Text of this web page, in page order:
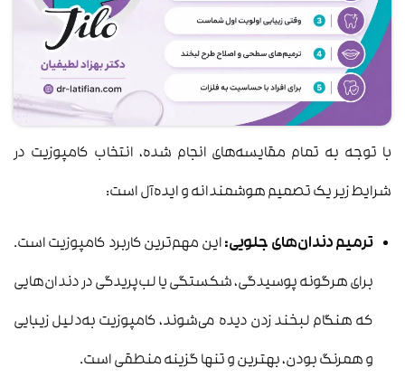
با توجه به تمام مقایسه‌های انجام شده، انتخاب کامپوزیت در
شرایط زیر یک تصمیم هوشمندانه و ایده‌آل است:
ترمیم دندان‌های جلویی:این مهم‌ترین کاربرد کامپوزیت است.
برای هرگونه پوسیدگی، شکستگی یا لب‌پریدگی در دندان‌هایی
که هنگام لبخند زدن دیده می‌شوند، کامپوزیت به‌دلیل زیبایی
و همرنگ بودن، بهترین و تنها گزینه منطقی است.